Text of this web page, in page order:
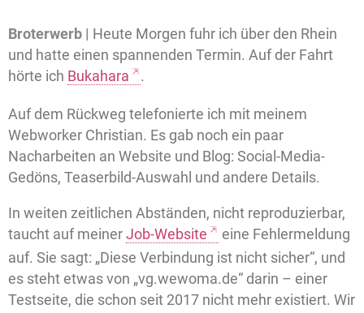
Broterwerb | Heute Morgen fuhr ich über den Rhein
und hatte einen spannenden Termin. Auf der Fahrt
hörte ich Bukahara .
Auf dem Rückweg telefonierte ich mit meinem
Webworker Christian. Es gab noch ein paar
Nacharbeiten an Website und Blog: Social-Media-
Gedöns, Teaserbild-Auswahl und andere Details.
In weiten zeitlichen Abständen, nicht reproduzierbar,
taucht auf meinerJob-Website
eine Fehlermeldung
auf. Sie sagt: „Diese Verbindung ist nicht sicher“, und
es steht etwas von „vg.wewoma.de“ darin – einer
Testseite, die schon seit 2017 nicht mehr existiert. Wir